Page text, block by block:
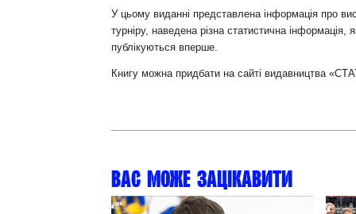
У цьому виданні представлена інформація про
турніру, наведена різна статистична
публікуються вперше.
Книгу можна придбати на сайті видавництва
Вас може зацікавити